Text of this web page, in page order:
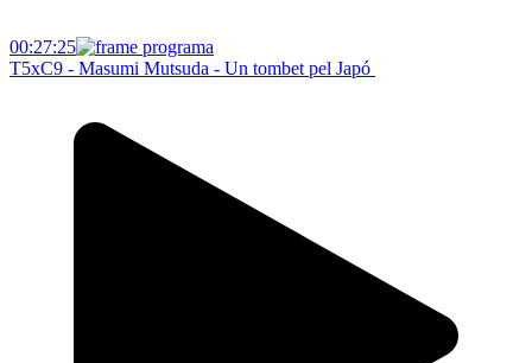
00:27:25
T5xC9 - Masumi Mutsuda - Un tombet pel Japó